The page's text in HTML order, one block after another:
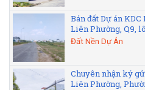
Bán đất Dự án
Liên Phường, Q9,
Đất Nền Dự Án
Chuyên nhận ký
Liên Phường,